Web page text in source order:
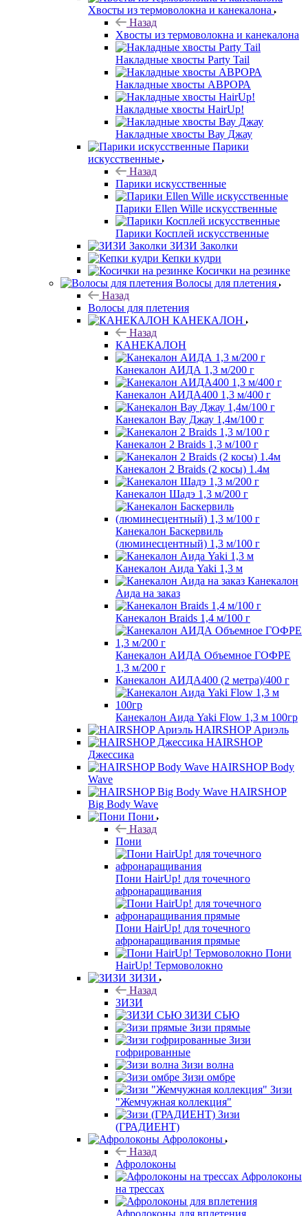
Хвосты из термоволокна и канекалона
Назад
Хвосты из термоволокна и канекалона
Накладные хвосты Party Tail
Накладные хвосты АВРОРА
Накладные хвосты HairUp!
Накладные хвосты Вау Джау
Парики
искусственные
Назад
Парики искусственные
Парики Ellen Wille искусственные
Парики Косплей искусственные
ЗИЗИ Заколки
Кепки кудри
Косички на резинке
Волосы для плетения
Назад
Волосы для плетения
КАНЕКАЛОН
Назад
КАНЕКАЛОН
Канекалон АИДА 1,3 м/200 г
Канекалон АИДА400 1,3 м/400 г
Канекалон Вау Джау 1,4м/100 г
Канекалон 2 Braids 1,3 м/100 г
Канекалон 2 Braids (2 косы) 1.4м
Канекалон Шадэ 1,3 м/200 г
Канекалон Баскервиль
(люминесцентный) 1,3 м/100 г
Канекалон Аида Yaki 1,3 м
Канекалон
Аида на заказ
Канекалон Braids 1,4 м/100 г
Канекалон АИДА Объемное ГОФРЕ
1,3 м/200 г
Канекалон АИДА400 (2 метра)/400 г
Канекалон Аида Yaki Flow 1,3 м 100гр
HAIRSHOP Ариэль
HAIRSHOP
Джессика
HAIRSHOP Body
Wave
HAIRSHOP
Big Body Wave
Пони
Назад
Пони
Пони HairUp! для точечного
афронаращивания
Пони HairUp! для точечного
афронаращивания прямые
Пони
HairUp! Термоволокно
ЗИЗИ
Назад
ЗИЗИ
ЗИЗИ СЬЮ
Зизи прямые
Зизи
гофрированные
Зизи волна
Зизи омбре
Зизи
"Жемчужная коллекция"
Зизи
(ГРАДИЕНТ)
Афролоконы
Назад
Афролоконы
Афролоконы
на трессах
Афролоконы для вплетения